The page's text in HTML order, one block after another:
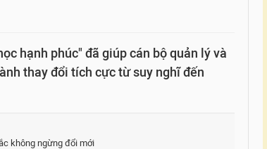
hạnh phúc" đã giúp cán bộ quản lý và
thay đổi tích cực từ suy nghĩ đến
không ngừng đổi mới